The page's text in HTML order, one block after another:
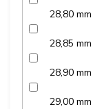
28,80 mm
28,85 mm
28,90 mm
29,00 mm